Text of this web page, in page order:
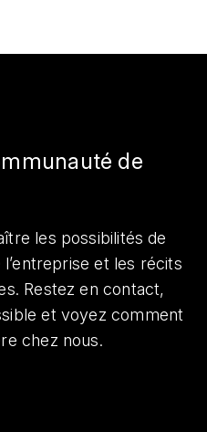
de
les possibilités de
et les récits
Restez en contact,
et voyez comment
chez nous.